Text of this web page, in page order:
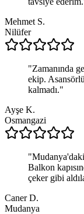
Mehmet S.
Nilüfer
"Zamanında
ekip.
kalmadı."
Ayşe K.
Osmangazi
"Mudanya'daki
Balkon
çeker gibi
Caner D.
Mudanya